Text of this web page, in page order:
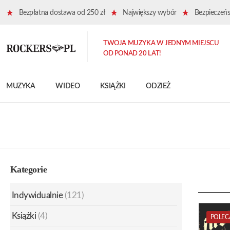
Bezpłatna dostawa od 250 zł Największy wybór
MUZYKA WIDEO KSIĄŻKI ODZIEŻ
TWOJA MUZYKA W JEDNYM MIEJSCU
OD PONAD 20 LAT!
Kategorie
Indywidualnie (121)
Książki (4)